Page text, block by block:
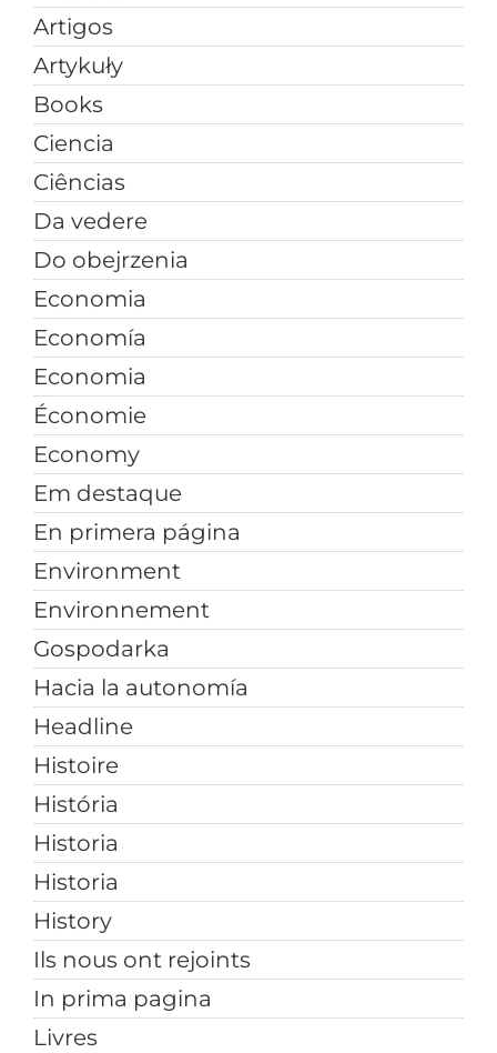
Artigos
Artykuły
Books
Ciencia
Ciências
Da vedere
Do obejrzenia
Economia
Economía
Economia
Économie
Economy
Em destaque
En primera página
Environment
Environnement
Gospodarka
Hacia la autonomía
Headline
Histoire
História
Historia
Historia
History
Ils nous ont rejoints
In prima pagina
Livres